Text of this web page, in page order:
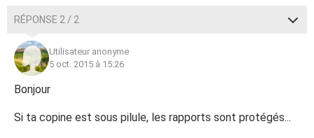
RÉPONSE 2 / 2
Utilisateur anonyme
5 oct. 2015 à 15:26
Bonjour
Si ta copine est sous pilule, les rapports sont protégés...